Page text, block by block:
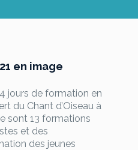
en image
jours de formation en
du Chant d’Oiseau à
sont 13 formations
et des
des jeunes